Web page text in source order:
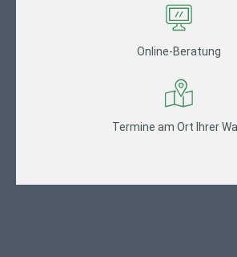
Online-Beratung
Termine am Ort Ihrer